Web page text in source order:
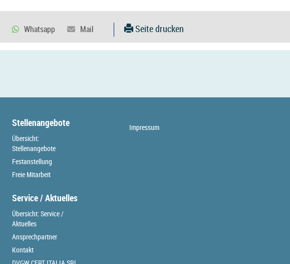
Seite drucken
Stellenangebote
Übersicht:
Stellenangebote
Festanstellung
Freie Mitarbeit
Service / Aktuelles
Übersicht: Service /
Aktuelles
Ansprechpartner
Kontakt
Impressum